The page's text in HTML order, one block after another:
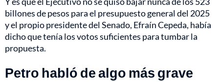
billones de pesos para el presupuesto general del 2025
y el propio presidente del Senado, Efraín Cepeda, había
dicho que tenía los votos suficientes para tumbar la
propuesta.
Petro habló de algo más grave